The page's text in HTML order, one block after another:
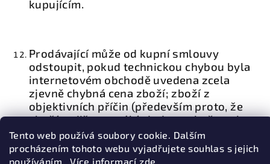
Tento web používá soubory cookie. Dalším
procházením tohoto webu vyjadřujete souhlas s jejich
používáním.. Více informacízde
kupujícím.
Prodávající může od kupní smlouvy
odstoupit, pokud technickou chybou byla
internetovém obchodě uvedena zcela
zjevně chybná cena zboží; zboží z
objektivních příčin (především proto, že
zboží se již nevyrábí, dodavatel přestal
dodávat do čR atd.) není možné za
původních podmínek dodat nebo v případě,
kdy se plnění stane objektivně nemožným